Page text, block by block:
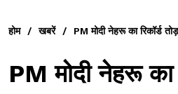
होम / खबरें / PM मोदी नेहरू का रिकॉर्ड
PM मोदी नेहरू